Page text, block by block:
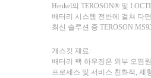
Henkel의 TEROSON® 및
배터리 시스템 전반에 걸쳐 다
최신 솔루션 중 TEROSON
개스킷 재료:
배터리 팩 하우징은 외부 오염
프로세스 및 서비스 친화적, 제